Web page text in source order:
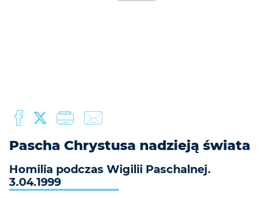
Pascha Chrystusa nadzieją świata
Homilia podczas Wigilii Paschalnej.
3.04.1999